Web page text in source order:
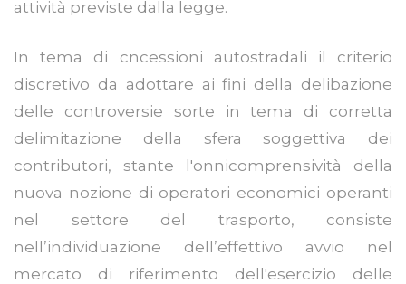
attività previste dalla legge.
In tema di cncessioni autostradali il criterio
discretivo da adottare ai fini della delibazione
delle controversie sorte in tema di corretta
delimitazione della sfera soggettiva dei
contributori, stante l'onnicomprensività della
nuova nozione di operatori economici operanti
nel settore del trasporto, consiste
nell’individuazione dell’effettivo avvio nel
mercato di riferimento dell'esercizio delle